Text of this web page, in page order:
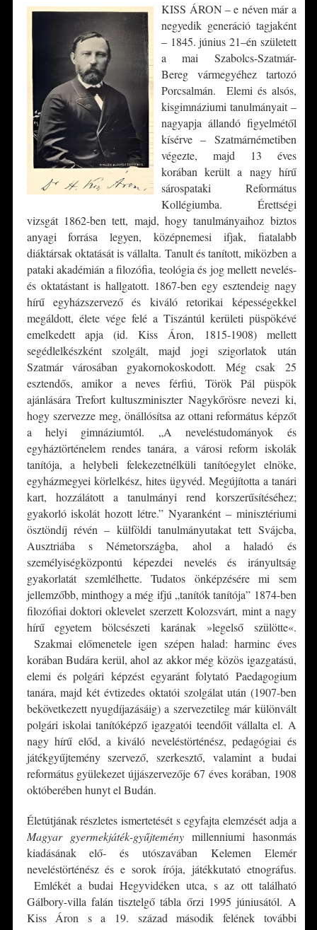
KISS ÁRON – e néven már a
negyedik generáció tagjaként
– 1845. június 21–én született
a mai Szabolcs-Szatmár-
Bereg vármegyéhez tartozó
Porcsalmán. Elemi és alsós,
kisgimnáziumi tanulmányait –
nagyapja állandó figyelmétől
kísérve – Szatmárnémetiben
végezte, majd 13 éves
korában került a nagy hírű
sárospataki Református
Kollégiumba. Érettségi
vizsgát 1862-ben tett, majd, hogy tanulmányaihoz biztos
anyagi forrása legyen, középnemesi ifjak, fiatalabb
diáktársak oktatását is vállalta. Tanult és tanított, miközben a
pataki akadémián a filozófia, teológia és jog mellett nevelés-
és oktatástant is hallgatott. 1867-ben egy esztendeig nagy
hírű egyházszervező és kiváló retorikai képességekkel
megáldott, élete vége felé a Tiszántúl kerületi püspökévé
emelkedett apja (id. Kiss Áron, 1815-1908) mellett
segédlelkészként szolgált, majd jogi szigorlatok után
Szatmár városában gyakornokoskodott. Még csak 25
esztendős, amikor a neves férfiú, Török Pál püspök
ajánlására Trefort kultuszminiszter Nagykőrösre nevezi ki,
hogy szervezze meg, önállósítsa az ottani református képzőt
a helyi gimnáziumtól. „A neveléstudományok és
egyháztörténelem rendes tanára, a városi reform iskolák
tanítója, a helybeli felekezetnélküli tanítóegylet elnöke,
egyházmegyei körlelkész, hites ügyvéd. Megújította a tanári
kart, hozzálátott a tanulmányi rend korszerűsítéséhez;
gyakorló iskolát hozott létre.” Nyaranként – minisztériumi
ösztöndíj révén – külföldi tanulmányutakat tett Svájcba,
Ausztriába s Németországba, ahol a haladó és
személyiségközpontú képezdei nevelés és irányultság
gyakorlatát szemlélhette. Tudatos önképzésére mi sem
jellemzőbb, minthogy a még ifjú „tanítók tanítója” 1874-ben
filozófiai doktori oklevelet szerzett Kolozsvárt, mint a nagy
hírű egyetem bölcsészeti karának »legelső szülötte«.
Szakmai előmenetele igen szépen halad: harminc éves
korában Budára kerül, ahol az akkor még közös igazgatású,
elemi és polgári képzést egyaránt folytató Paedagogium
tanára, majd két évtizedes oktatói szolgálat után (1907-ben
bekövetkezett nyugdíjazásáig) a szervezetileg már különvált
polgári iskolai tanítóképző igazgatói teendőit vállalta el. A
nagy hírű előd, a kiváló neveléstörténész, pedagógiai és
játékgyűjtemény szervező, szerkesztő, valamint a budai
református gyülekezet újjászervezője 67 éves korában, 1908
októberében hunyt el Budán.
Életútjának részletes ismertetését s egyfajta elemzését adja a
Magyar gyermekjáték-gyűjteménymillenniumi hasonmás
kiadásának elő- és utószavában Kelemen Elemér
neveléstörténész és e sorok írója, játékkutató etnográfus.
Emlékét a budai Hegyvidéken utca, s az ott található
Gálbory-villa falán tisztelgő tábla őrzi 1995 júniusától. A
Kiss Áron s a 19. század második felének további